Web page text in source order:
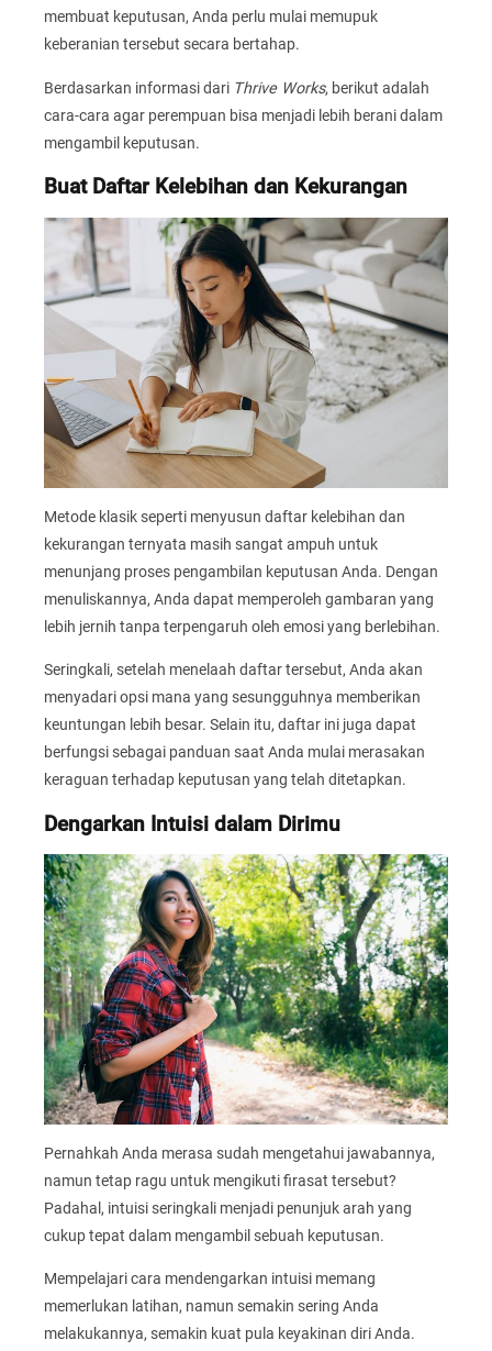
membuat keputusan, Anda perlu mulai memupuk
keberanian tersebut secara bertahap.
Berdasarkan informasi dari Thrive Works, berikut adalah
cara-cara agar perempuan bisa menjadi lebih berani dalam
mengambil keputusan.
Buat Daftar Kelebihan dan Kekurangan
Metode klasik seperti menyusun daftar kelebihan dan
kekurangan ternyata masih sangat ampuh untuk
menunjang proses pengambilan keputusan Anda. Dengan
menuliskannya, Anda dapat memperoleh gambaran yang
lebih jernih tanpa terpengaruh oleh emosi yang berlebihan.
Seringkali, setelah menelaah daftar tersebut, Anda akan
menyadari opsi mana yang sesungguhnya memberikan
keuntungan lebih besar. Selain itu, daftar ini juga dapat
berfungsi sebagai panduan saat Anda mulai merasakan
keraguan terhadap keputusan yang telah ditetapkan.
Dengarkan Intuisi dalam Dirimu
Pernahkah Anda merasa sudah mengetahui jawabannya,
namun tetap ragu untuk mengikuti firasat tersebut?
Padahal, intuisi seringkali menjadi penunjuk arah yang
cukup tepat dalam mengambil sebuah keputusan.
Mempelajari cara mendengarkan intuisi memang
memerlukan latihan, namun semakin sering Anda
melakukannya, semakin kuat pula keyakinan diri Anda.